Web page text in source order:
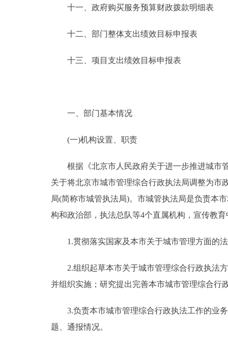
十一、政府购买服务预算财政拨款明细表
十二、部门整体支出绩效目标申报表
十三、项目支出绩效目标申报表
一、部门基本情况
(一)机构设置、职责
根据《北京市人民政府关于进一步推进城市管
关于将北京市城市管理综合行政执法局调整为市
局(简称市城管执法局)。市城管执法局是负责本
构和政治部，执法总队等4个直属机构，宣传教
1.贯彻落实国家及本市关于城市管理方面的法
2.组织起草本市关于城市管理综合行政执法方
并组织实施；研究提出完善本市城市管理综合行
3.负责本市城市管理综合行政执法工作的业务
题、通报情况。